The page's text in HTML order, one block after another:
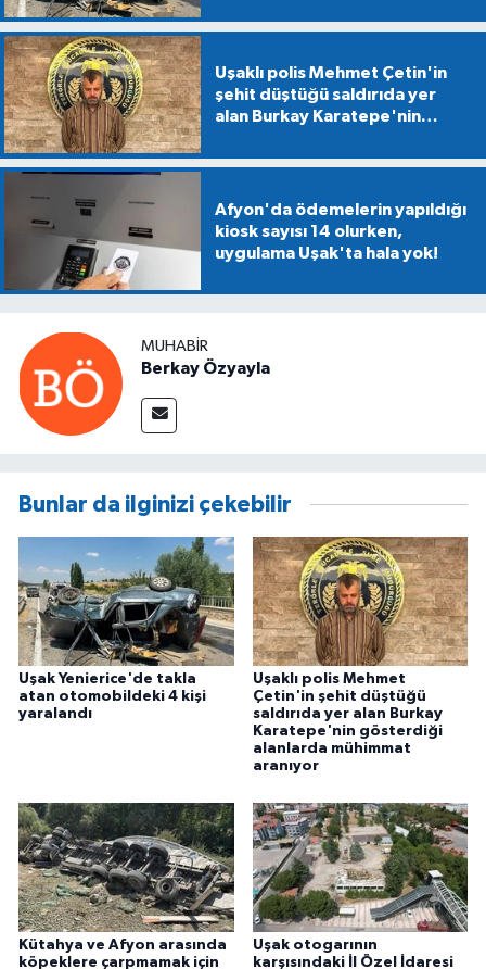
Uşaklı polis Mehmet Çetin'in
şehit düştüğü saldırıda yer
alan Burkay Karatepe'nin
mühimmat aranıyor
Afyon'da ödemelerin yapıldığı
kiosk sayısı 14 olurken,
uygulama Uşak'ta hala yok!
MUHABIR
Berkay Özyayla
Bunlar da ilginizi çekebilir
Uşak Yenierice'de takla
atan otomobildeki 4 kişi
yaralandı
Uşaklı polis Mehmet
Çetin'in şehit düştüğü
saldırıda yer alan Burkay
Karatepe'nin gösterdiği
alanlarda mühimmat
aranıyor
Kütahya ve Afyon arasında
köpeklere çarpmamak için
Uşak otogarının
karşısındaki İl Özel İdaresi